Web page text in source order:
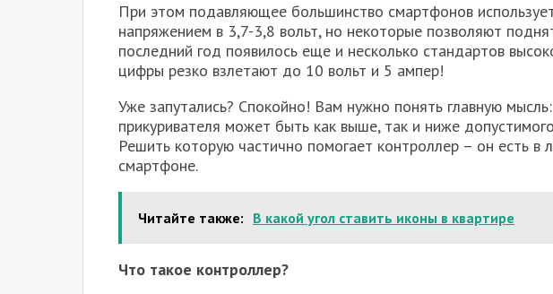
При этом подавляющее большинство смартфонов
напряжением в 3,7-3,8 вольт, но некоторые позволяют
последний год появилось еще и несколько стандартов
цифры резко взлетают до 10 вольт и 5 ампер!
Уже запутались? Спокойно! Вам нужно понять главную
прикуривателя может быть как выше, так и ниже
Решить которую частично помогает контроллер – он есть в
смартфоне.
Читайте также: В какой угол ставить иконы в квартире
Что такое контроллер?